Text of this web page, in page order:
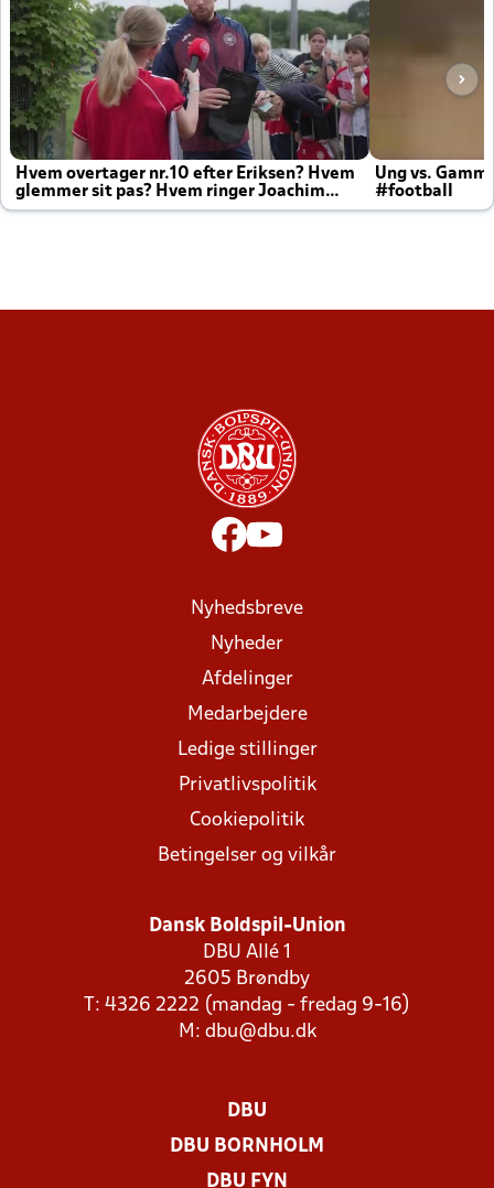
Hvem overtager nr.10 efter Eriksen? Hvem
glemmer sit pas? Hvem ringer Joachim
altid til efter kampe?
Ung vs.
#football
Nyhedsbreve
Nyheder
Afdelinger
Medarbejdere
Ledige stillinger
Privatlivspolitik
Cookiepolitik
Betingelser og vilkår
Dansk Boldspil-Union
DBU Allé 1
2605 Brøndby
T: 4326 2222 (mandag - fredag 9-16)
M: dbu@dbu.dk
DBU
DBU BORNHOLM
DBU FYN